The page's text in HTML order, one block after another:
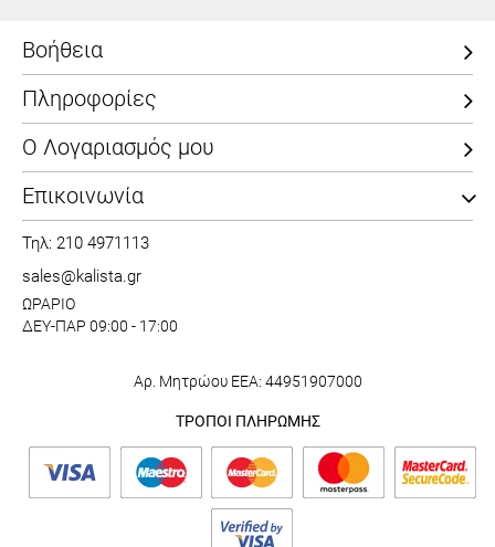
Βοήθεια
Πληροφορίες
Ο Λογαριασμός μου
Επικοινωνία
Τηλ: 210 4971113
sales@kalista.gr
ΩΡΑΡΙΟ
ΔΕΥ-ΠΑΡ 09:00 - 17:00
Αρ. Μητρώου ΕΕΑ: 44951907000
ΤΡΟΠΟΙ ΠΛΗΡΩΜΗΣ